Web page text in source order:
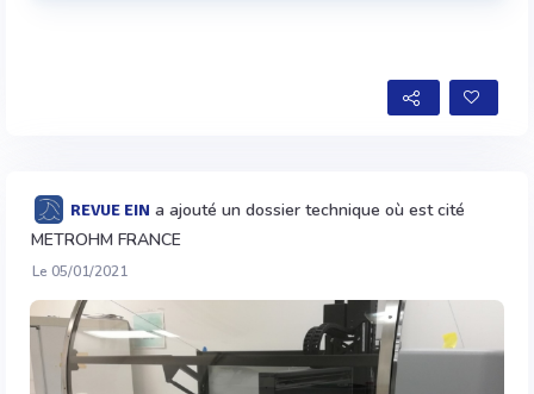
REVUE EIN a ajouté un dossier technique où est cité
METROHM FRANCE
Le 05/01/2021